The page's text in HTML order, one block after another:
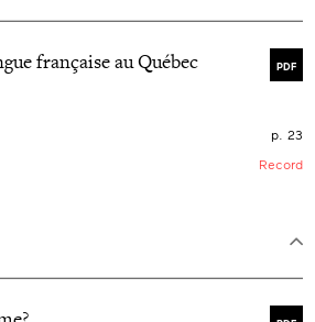
PDF
française au Québec
p. 23
Record